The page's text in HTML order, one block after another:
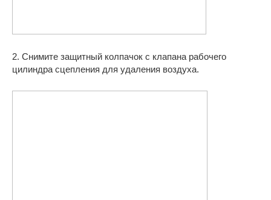
2. Снимите защитный колпачок с клапана рабочего
цилиндра сцепления для удаления воздуха.